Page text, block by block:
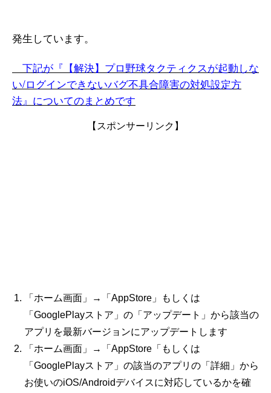
発生しています。
下記が『【解決】プロ野球タクティクスが起動しな
い/ログインできないバグ不具合障害の対処設定方
法』についてのまとめです
【スポンサーリンク】
「ホーム画面」→「 AppStore 」もしくは
「 GooglePlayストア」の「アップデート」から該当の
アプリを最新バージョンにアップデートします
「ホーム画面」→「 AppStore 「もしくは
「 GooglePlayストア」の該当のアプリの「詳細」から
お使いのiOS/Androidデバイスに対応しているかを確